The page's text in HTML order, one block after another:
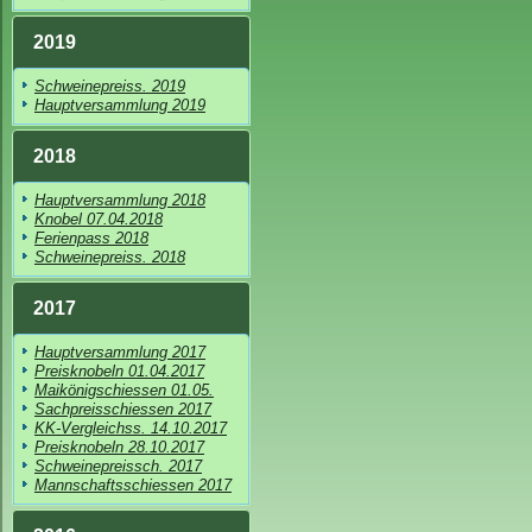
2019
Schweinepreiss. 2019
Hauptversammlung 2019
2018
Hauptversammlung 2018
Knobel 07.04.2018
Ferienpass 2018
Schweinepreiss. 2018
2017
Hauptversammlung 2017
Preisknobeln 01.04.2017
Maikönigschiessen 01.05.
Sachpreisschiessen 2017
KK-Vergleichss. 14.10.2017
Preisknobeln 28.10.2017
Schweinepreissch. 2017
Mannschaftsschiessen 2017